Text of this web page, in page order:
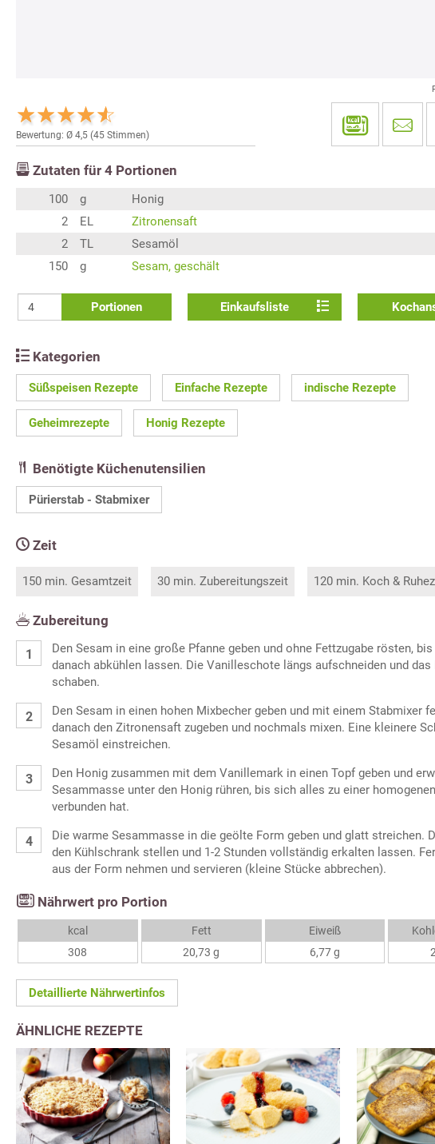
Bewertung: Ø 4,5 (45 Stimmen)
Zutaten für 4 Portionen
100 g
Honig
2
EL
Zitronensaft
2
TL
Sesamöl
150
g Sesam, geschält
Portionen Einkaufsliste
Kategorien
Süßspeisen Rezepte Einfache Rezepte indische Rezepte
Geheimrezepte Honig Rezepte
Benötigte Küchenutensilien
Pürierstab - Stabmixer
Zeit
150 min. Gesamtzeit 30 min. Zubereitungszeit 120 min. Koch &
Zubereitung
Den Sesam in eine große Pfanne geben und ohne Fettzugabe rösten,
danach abkühlen lassen. Die Vanilleschote längs aufschneiden und das
schaben.
Den Sesam in einen hohen Mixbecher geben und mit einem Stabmixer
danach den Zitronensaft zugeben und nochmals mixen. Eine kleinere
Sesamöl einstreichen.
Den Honig zusammen mit dem Vanillemark in einen Topf geben und
Sesammasse unter den Honig rühren, bis sich alles zu einer
verbunden hat.
Die warme Sesammasse in die geölte Form geben und glatt streichen.
den Kühlschrank stellen und 1-2 Stunden vollständig erkalten lassen.
aus der Form nehmen und servieren (kleine Stücke abbrechen).
Nährwert pro Portion
kcal
308
Fett
20,73 g
Eiweiß
6,77 g
Detaillierte Nährwertinfos
ÄHNLICHE REZEPTE